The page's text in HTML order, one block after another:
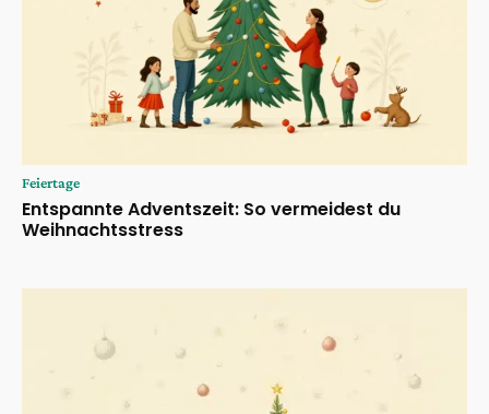
Feiertage
Entspannte Adventszeit: So vermeidest du
Weihnachtsstress